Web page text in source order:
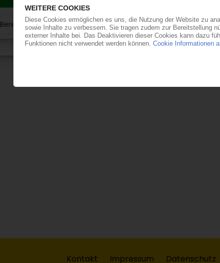
Bereits KI-Abonnent? Jetzt anmelden!
Kontakt Impressum Datenschutz